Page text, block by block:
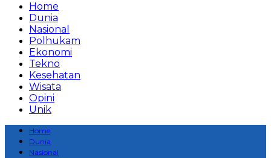
Home
Dunia
Nasional
Polhukam
Ekonomi
Tekno
Kesehatan
Wisata
Opini
Unik
Home
Dunia
Nasional